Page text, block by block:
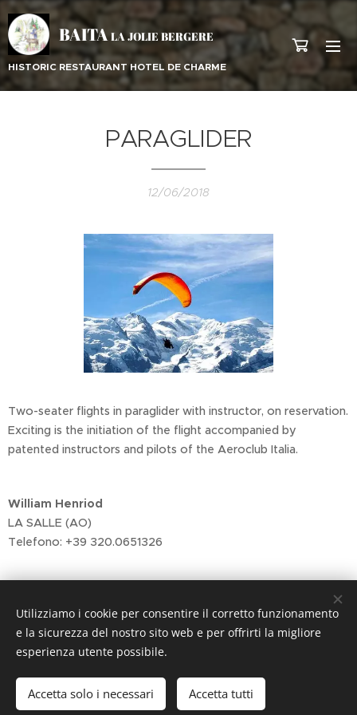
BAITA LA JOLIE BERGERE
HISTORIC RESTAURANT HOTEL DE CHARME
PARAGLIDER
12/06/2018
Two-seater flights in paraglider with instructor, on reservation.
Exciting is the initiation of the flight accompanied by
patented instructors and pilots of the Aeroclub Italia.
William Henriod
LA SALLE (AO)
Telefono: +39 320.0651326
Cookies
Utilizziamo i cookie per consentire il corretto funzionamento
e la sicurezza del nostro sito web e per offrirti la migliore
esperienza utente possibile.
Accetta solo i necessari Accetta tutti